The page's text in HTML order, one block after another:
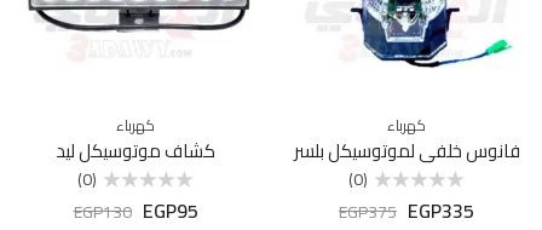
كهرباء
فانوس خلفي لموتوسيكل بلسر
التقييم
(0)
EGP335
EGP375
كهرباء
كشاف موتوسيكل ليد
التقييم
(0)
EGP95
EGP130